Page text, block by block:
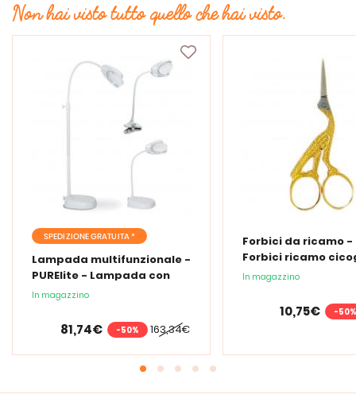
Non hai visto tutto quello che hai visto.
SPEDIZIONE GRATUITA *
Lampada multifunzionale -
PURElite - Lampada con
lente d'ingrandimento
In magazzino
163,34€
81,74€ -50%
Forbici da ricamo -
Forbici ricamo
In magazzino
10,75€ -50%